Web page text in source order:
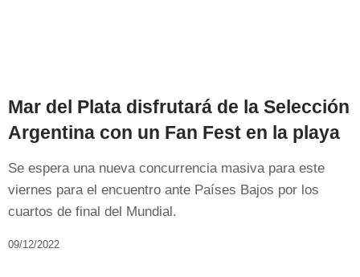
Mar del Plata disfrutará de la Selección
Argentina con un Fan Fest en la playa
Se espera una nueva concurrencia masiva para este
viernes para el encuentro ante Países Bajos por los
cuartos de final del Mundial.
09/12/2022